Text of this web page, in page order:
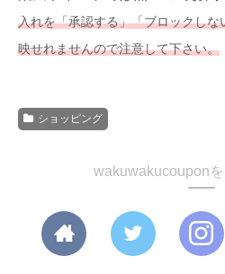
入れを「承認する」「ブロックし
映せれませんので注意して下さい。
ショッピング
wakuwakucoupon